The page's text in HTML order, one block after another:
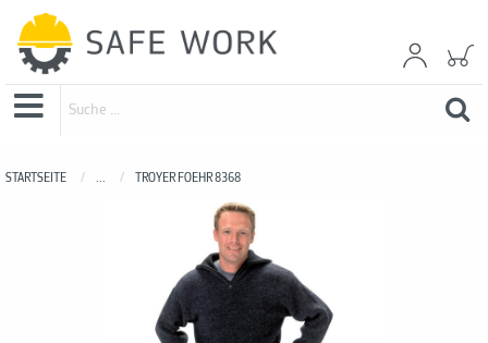
STARTSEITE ... TROYER FOEHR 8368